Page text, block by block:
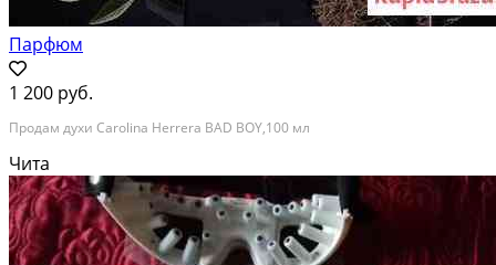
Парфюм
1 200 руб.
Продам духи Carolina Herrera BAD BOY,100 мл
Чита